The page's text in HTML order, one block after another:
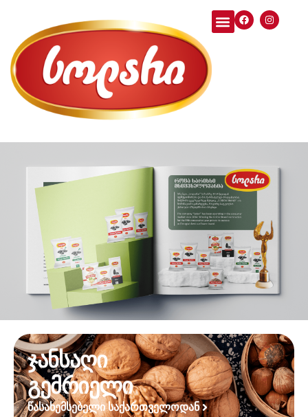
ჯანსაღი
გემრიელი
ᲬᲐᲡᲐᲮᲔᲛᲡᲔᲑᲔᲚᲘ ᲡᲐᲥᲐᲠᲗᲕᲔᲚᲝᲓᲐᲜ